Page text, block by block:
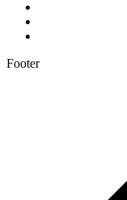
Footer